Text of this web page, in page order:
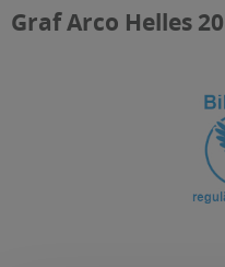
Graf Arco Helles